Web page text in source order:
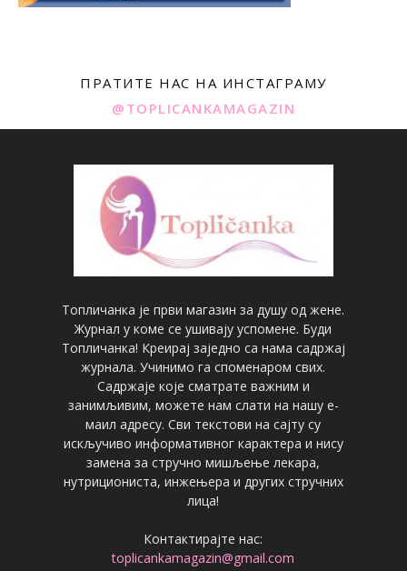
ПРАТИТЕ НАС НА ИНСТАГРАМУ
@TOPLICANKAMAGAZIN
Топличанка је први магазин за душу од жене.
Журнал у коме се ушивају успомене. Буди
Топличанка! Креирај заједно са нама садржај
журнала. Учинимо га споменаром свих.
Садржаје које сматрате важним и
занимљивим, можете нам слати на нашу е-
маил адресу. Сви текстови на сајту су
искључиво информативног карактера и нису
замена за стручно мишљење лекара,
нутрициониста, инжењера и других стручних
лица!
Контактирајте нас:
toplicankamagazin@gmail.com